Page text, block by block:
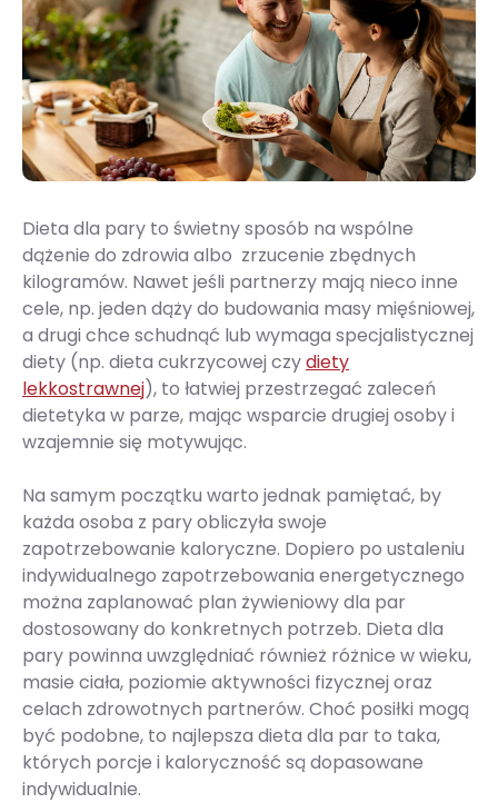
Dieta dla pary to świetny sposób na wspólne
dążenie do zdrowia albo zrzucenie zbędnych
kilogramów. Nawet jeśli partnerzy mają nieco inne
cele, np. jeden dąży do budowania masy mięśniowej,
a drugi chce schudnąć lub wymaga specjalistycznej
diety (np. dieta cukrzycowej czydiety
lekkostrawnej), to łatwiej przestrzegać zaleceń
dietetyka w parze, mając wsparcie drugiej osoby i
wzajemnie się motywując.
Na samym początku warto jednak pamiętać, by
każda osoba z pary obliczyła swoje
zapotrzebowanie kaloryczne. Dopiero po ustaleniu
indywidualnego zapotrzebowania energetycznego
można zaplanować plan żywieniowy dla par
dostosowany do konkretnych potrzeb. Dieta dla
pary powinna uwzględniać również różnice w wieku,
masie ciała, poziomie aktywności fizycznej oraz
celach zdrowotnych partnerów. Choć posiłki mogą
być podobne, to najlepsza dieta dla par to taka,
których porcje i kaloryczność są dopasowane
indywidualnie.